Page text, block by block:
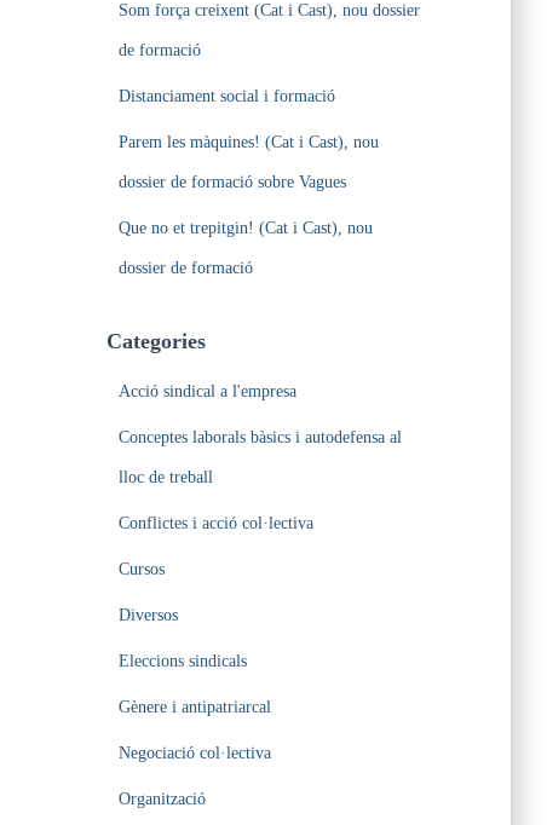
Som força creixent (Cat i Cast), nou dossier
de formació
Distanciament social i formació
Parem les màquines! (Cat i Cast), nou
dossier de formació sobre Vagues
Que no et trepitgin! (Cat i Cast), nou
dossier de formació
Categories
Acció sindical a l'empresa
Conceptes laborals bàsics i autodefensa al
lloc de treball
Conflictes i acció col·lectiva
Cursos
Diversos
Eleccions sindicals
Gènere i antipatriarcal
Negociació col·lectiva
Organització